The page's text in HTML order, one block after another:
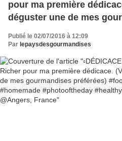
pour ma première
déguster une de mes
#food #dedicace #angers
#photooftheday #healthy
#anjou @Angers, France
Publié le 02/07/2016 à 12:09
Par lepaysdesgourmandises